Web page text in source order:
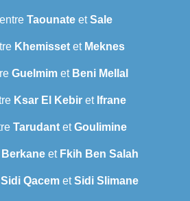
Taounate etSale
Khemisset et Meknes
Guelmimet Beni Mellal
Ksar El Kebiret Ifrane
TarudantetGoulimine
Berkaneet Fkih Ben Salah
Sidi Qacem etSidi Slimane